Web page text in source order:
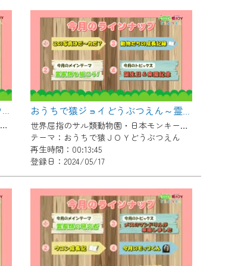
おうちで猿ジョイどうぶつえん～ウーリーモンキー～（2024年5月16日初回放送）
世界屈指のサル類動物園・日本モンキーセンター協力の親子で学べる動物番組。
おうちで猿ジョイどうぶつえん～霊長類を描こう～（2024年4月16日初回放送）
世界屈指のサル類動物園・日本モンキーセンター協力の親子で学べる動物番組。
テーマ：おうちで猿ＪＯＹどうぶつえん
再生時間：00:13:45
登録日：2024/05/17